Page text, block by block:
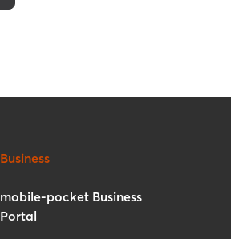
Business
mobile-pocket Business
Portal